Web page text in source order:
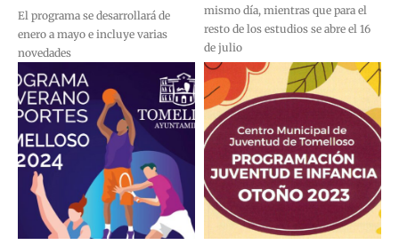
El programa se desarrollará de
enero a mayo e incluye varias
novedades
mismo día, mientras que para el
resto de los estudios se abre el 16
de julio